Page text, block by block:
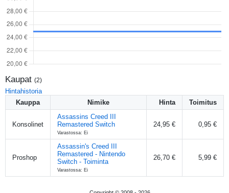
Kaupat (2)
Hintahistoria
Kauppa
Nimike Hinta Toimitus
Konsolinet
Assassins Creed III
Remastered Switch
Varastossa: Ei
24,95 € 0,95 €
Proshop
Assassin's Creed III
Remastered - Nintendo
Switch - Toiminta
Varastossa: Ei
26,70 € 5,99 €